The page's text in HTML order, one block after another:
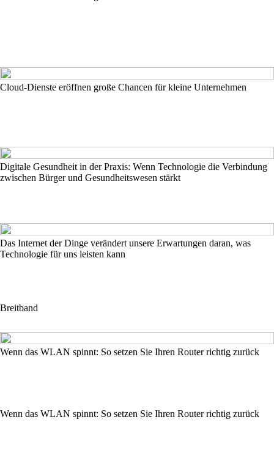
Cloud-Dienste eröffnen große Chancen für kleine Unternehmen
Digitale Gesundheit in der Praxis: Wenn Technologie die Verbindung
zwischen Bürger und Gesundheitswesen stärkt
Das Internet der Dinge verändert unsere Erwartungen daran, was
Technologie für uns leisten kann
Breitband
Wenn das WLAN spinnt: So setzen Sie Ihren Router richtig zurück
Wenn das WLAN spinnt: So setzen Sie Ihren Router richtig zurück